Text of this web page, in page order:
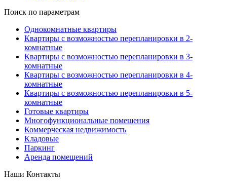
Поиск по параметрам
Однокомнатные квартиры
Квартиры с возможностью перепланировки в 2-
комнатные
Квартиры с возможностью перепланировки в 3-
комнатные
Квартиры с возможностью перепланировки в 4-
комнатные
Квартиры с возможностью перепланировки в 5-
комнатные
Готовые квартиры
Многофункциональные помещения
Коммерческая недвижимость
Кладовые
Паркинг
Аренда помещений
Наши Контакты